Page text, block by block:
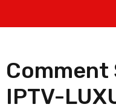
Comment
IPTV-